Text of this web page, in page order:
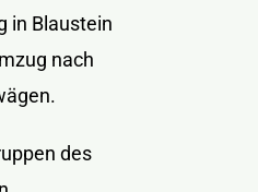
in Blaustein
nach
des